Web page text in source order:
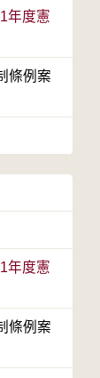
年度憲
條例案
年度憲
條例案